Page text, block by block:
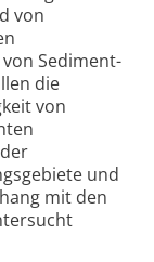
von
von Sediment­
die
von
und
mit den